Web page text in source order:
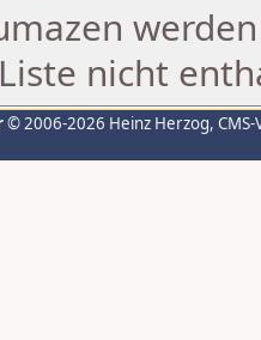
nicht
© 2006-2026 Heinz Herzog,